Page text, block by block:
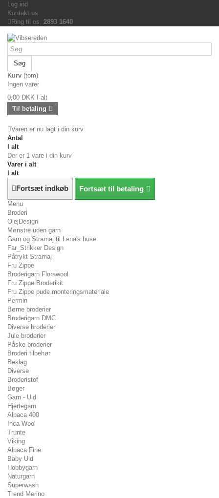
Log ind
Kontakt os
Ring til os: 2893 1640
Søg
Kurv (tom)
Ingen varer
0,00 DKK
I alt
Til betaling
Varen er nu lagt i din kurv
Antal
I alt
Der er 1 vare i din kurv
Varer i alt
I alt
Fortsæt indkøb Fortsæt til betaling
Menu
Broderi
OlejDesign
Mønstre uden garn
Garn og Stramaj til Lena's huse
Far_Strikker Design
Påtrykt Stramaj
Fru Zippe
Broderigarn Florawool
Fru Zippe Broderikit
Fru Zippe pude monteringsmateriale
Permin
Børne broderier
Broderigarn DMC
Diverse broderier
Jule broderier
Påske broderier
Broderi tilbehør
Beslag
Diverse
Broderistof
Bøger
Garn - Uld
Hjertegarn
Alpaca 400
Inca Wool
Trunte
Viking
Alpaca Fine
Baby Uld
Hobbygarn
Naturgarn
Superwash
Trend Merino